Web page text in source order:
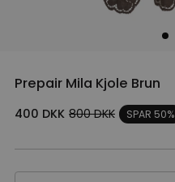
Prepair Mila Kjole Brun
400 DKK 800DKK SPAR 50%